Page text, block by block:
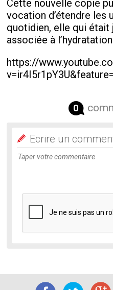
Cette nouvelle copie
vocation d’étendre les
quotidien, elle qui était
associée à
https://
0
Ecrire un